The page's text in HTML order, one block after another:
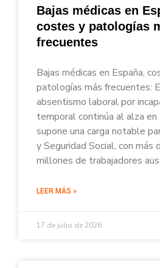
Bajas médicas en
costes y patologías
frecuentes
Bajas médicas en España,
patologías más frecuentes:
absentismo laboral por
temporal continúa al alza en
supone una carga notable
y Seguridad Social, con más
millones de trabajadores
LEER MÁS »
17 de julio de 2026